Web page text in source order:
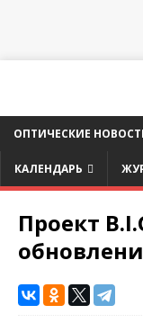
ОПТИЧЕСКИЕ
КАЛЕНДАРЬ
Проект